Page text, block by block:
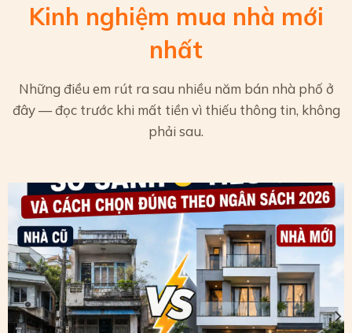
Kinh nghiệm mua nhà mới
nhất
Những điều em rút ra sau nhiều năm bán nhà phố ở
đây — đọc trước khi mất tiền vì thiếu thông tin, không
phải sau.